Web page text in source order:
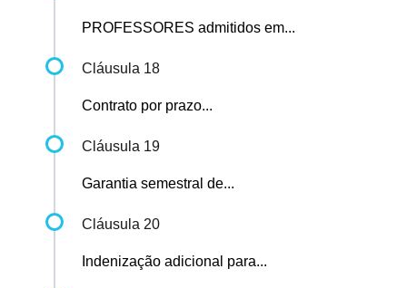
PROFESSORES admitidos em...
Cláusula 18
Contrato por prazo...
Cláusula 19
Garantia semestral de...
Cláusula 20
Indenização adicional para...